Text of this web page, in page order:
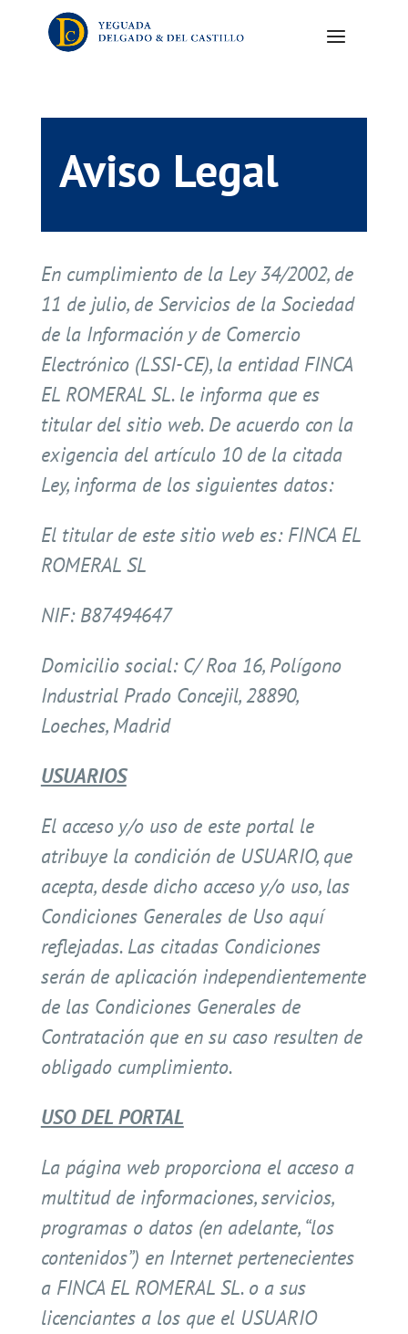
Aviso Legal
En cumplimiento de la Ley 34/2002, de
11 de julio, de Servicios de la Sociedad
de la Información y de Comercio
Electrónico (LSSI-CE), la entidad FINCA
EL ROMERAL SL. le informa que es
titular del sitio web. De acuerdo con la
exigencia del artículo 10 de la citada
Ley, informa de los siguientes datos:
El titular de este sitio web es: FINCA EL
ROMERAL SL
NIF: B87494647
Domicilio social: C/ Roa 16, Polígono
Industrial Prado Concejil, 28890,
Loeches, Madrid
USUARIOS
El acceso y/o uso de este portal le
atribuye la condición de USUARIO, que
acepta, desde dicho acceso y/o uso, las
Condiciones Generales de Uso aquí
reflejadas. Las citadas Condiciones
serán de aplicación independientemente
de las Condiciones Generales de
Contratación que en su caso resulten de
obligado cumplimiento.
USO DEL PORTAL
La página web proporciona el acceso a
multitud de informaciones, servicios,
programas o datos (en adelante, “los
contenidos”) en Internet pertenecientes
a FINCA EL ROMERAL SL. o a sus
licenciantes a los que el USUARIO